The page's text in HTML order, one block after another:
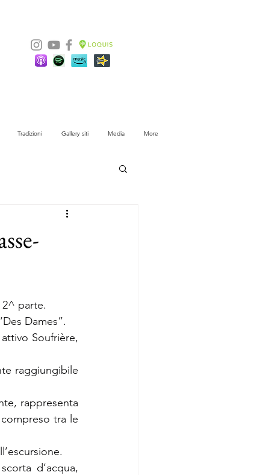
Tradizioni Gallery siti Media More
2^ parte.
Dames”.
Soufrière,
raggiungibile
rappresenta
tra le
d’acqua,